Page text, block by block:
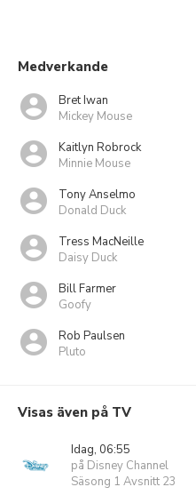
Medverkande
Bret Iwan
Mickey Mouse
Kaitlyn Robrock
Minnie Mouse
Tony Anselmo
Donald Duck
Tress MacNeille
Daisy Duck
Bill Farmer
Goofy
Rob Paulsen
Pluto
Visas även på TV
Idag, 06:55
på Disney Channel
Säsong 1 Avsnitt 23